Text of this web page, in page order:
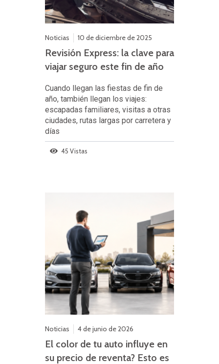
Noticias 10 de diciembre de 2025
Revisión Express: la clave para
viajar seguro este fin de año
Cuando llegan las fiestas de fin de
año, también llegan los viajes:
escapadas familiares, visitas a otras
ciudades, rutas largas por carretera y
días
45 Vistas
Noticias 4 de junio de 2026
El color de tu auto influye en
su precio de reventa? Esto es